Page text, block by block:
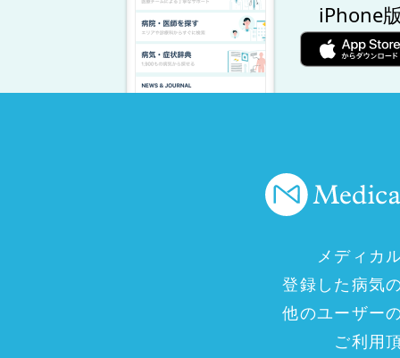
iPhone
メディカ
登録した病気
他のユーザー
ご利用